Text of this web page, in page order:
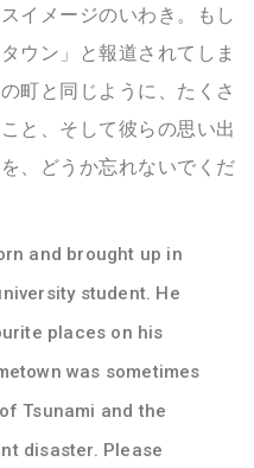
イメージのいわき。もし
ウン」と報道されてしま
町と同じように、たくさ
と、そして彼らの思い出
、どうか忘れないでくだ
and brought up in
student. He
places on his
was sometimes
Tsunami and the
disaster. Please